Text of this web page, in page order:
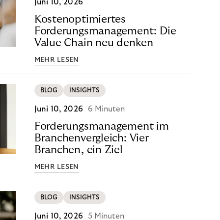
Juni 10, 2026
Kostenoptimiertes
Forderungsmanagement: Die
Value Chain neu denken
MEHR LESEN
BLOG INSIGHTS
Juni 10, 2026 6 Minuten
Forderungsmanagement im
Branchenvergleich: Vier
Branchen, ein Ziel
MEHR LESEN
BLOG INSIGHTS
Juni 10, 2026 5 Minuten